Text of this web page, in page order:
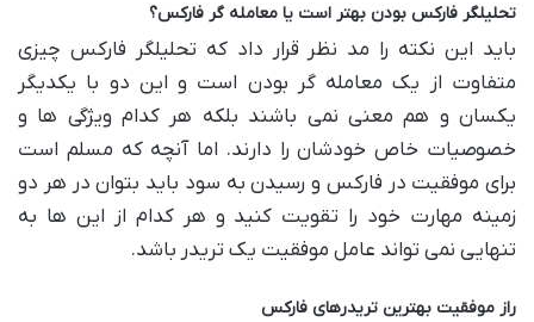
تحلیلگر فارکس بودن بهتر است یا معامله ‌گر فارکس؟
باید این نکته را مد نظر قرار داد که تحلیلگر فارکس چیزی
متفاوت از یک معامله ‌گر بودن است و این دو با یکدیگر
یکسان و هم معنی نمی باشند بلکه هر کدام ویژگی ها و
خصوصیات خاص خودشان را دارند. اما آنچه که مسلم است
برای موفقیت در فارکس و رسیدن به سود باید بتوان در هر دو
زمینه مهارت خود را تقویت کنید و هر کدام از این ها به
تنهایی نمی تواند عامل موفقیت یک تریدر باشد.
راز موفقیت بهترین تریدرهای فارکس